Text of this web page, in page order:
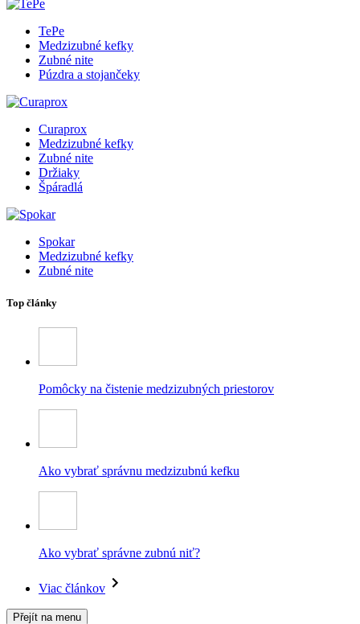
TePe
Medzizubné kefky
Zubné nite
Púzdra a stojančeky
Curaprox
Medzizubné kefky
Zubné nite
Držiaky
Špáradlá
Spokar
Medzizubné kefky
Zubné nite
Top články
Pomôcky na čistenie medzizubných priestorov
Ako vybrať správnu medzizubnú kefku
Ako vybrať správne zubnú niť?
Viac článkov
Přejít na menu